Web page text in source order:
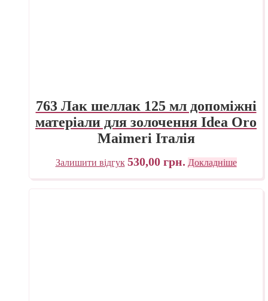
763 Лак шеллак 125 мл допоміжні
матеріали для золочення Idea Oro
Maimeri Італія
Залишити відгук 530,00 грн. Докладніше